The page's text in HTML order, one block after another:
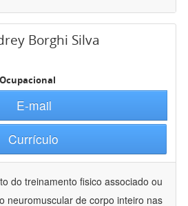
Borghi Silva
E-mail
Currículo
do treinamento fisico associado ou
neuromuscular de corpo inteiro nas